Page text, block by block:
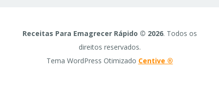
Receitas Para Emagrecer Rápido © 2026. Todos os
direitos reservados.
Tema WordPress Otimizado Centive ®